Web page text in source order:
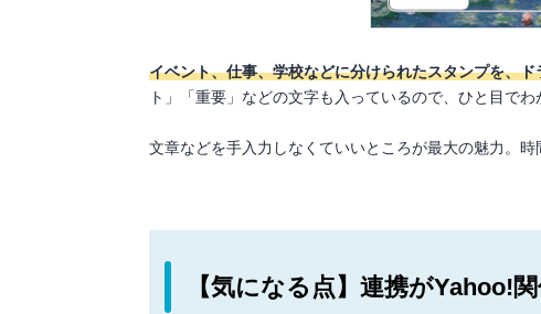
イベント、仕事、学校などに分けられたスタンプを、
ト」「重要」などの文字も入っているので、ひと目でわ
文章などを手入力しなくていいところが最大の魅力。
【気になる点】連携がYahoo!